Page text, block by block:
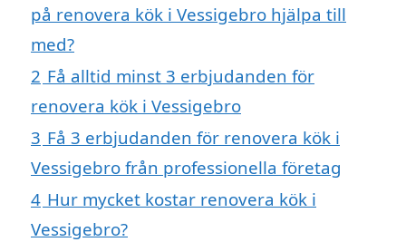
på renovera kök i Vessigebro hjälpa till
med?
2 Få alltid minst 3 erbjudanden för
renovera kök i Vessigebro
3 Få 3 erbjudanden för renovera kök i
Vessigebro från professionella företag
4 Hur mycket kostar renovera kök i
Vessigebro?